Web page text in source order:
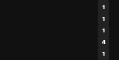
1
1
1
4
1